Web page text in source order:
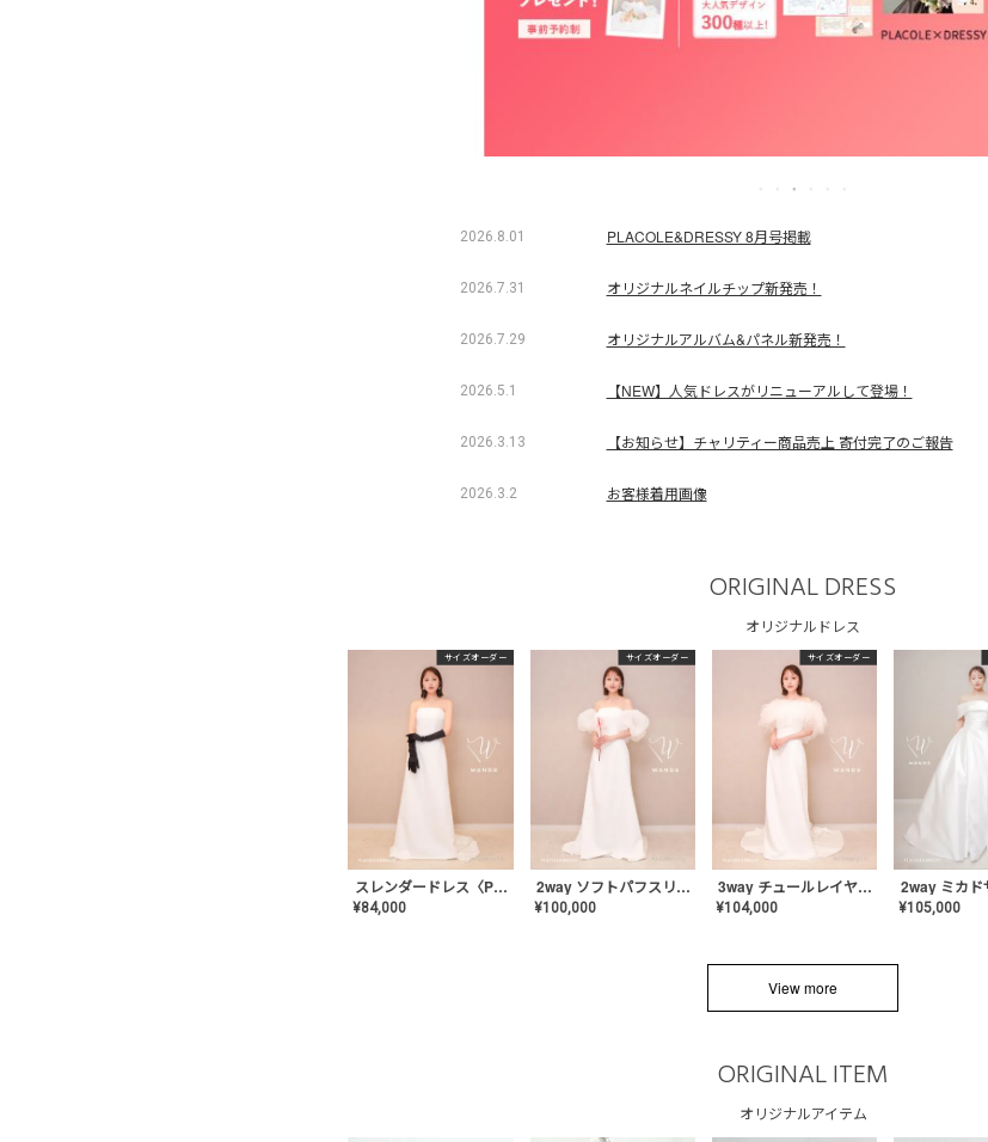
2026.8.01 PLACOLE&DRESSY 8月号掲載
2026.7.31 オリジナルネイルチップ新発売！
2026.7.29 オリジナルアルバム&パネル新発売！
2026.5.1 【NEW】人気ドレスがリニューアルして登場！
2026.3.13 【お知らせ】チャリティー商品売上 寄付完了のご報告
2026.3.2 お客様着用画像
ORIGINAL DRESS
オリジナルドレス
サイズオーダー
スレンダードレス〈PD-WDOR-2110〉
¥84,000
サイズオーダー
2way ソフトパフスリーブ スレンダードレス〈PD-WDOR-2112〉
¥100,000
サイズオーダー
3way チュールレイヤーオフショルダー スレンダードレス〈PD-WDOR-2111〉
¥104,000 ¥105,000
View more
ORIGINAL ITEM
オリジナルアイテム